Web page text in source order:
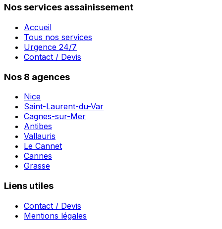
Nos services assainissement
Accueil
Tous nos services
Urgence 24/7
Contact / Devis
Nos 8 agences
Nice
Saint-Laurent-du-Var
Cagnes-sur-Mer
Antibes
Vallauris
Le Cannet
Cannes
Grasse
Liens utiles
Contact / Devis
Mentions légales